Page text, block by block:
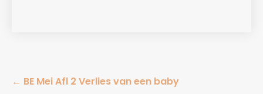
navigation
← BE Mei Afl 2 Verlies van een baby